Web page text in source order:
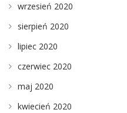
wrzesień 2020
sierpień 2020
lipiec 2020
czerwiec 2020
maj 2020
kwiecień 2020